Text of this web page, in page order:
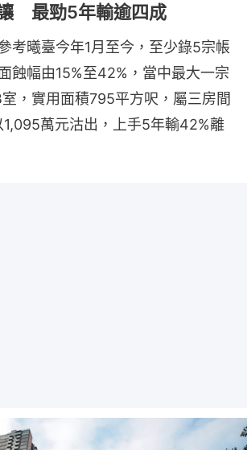
最勁5年輸逾四成
考曦臺今年1月至今，至少錄5宗帳
蝕幅由15%至42%，當中最大一宗
，實用面積795平方呎，屬三房間
1,095萬元沽出，上手5年輸42%離